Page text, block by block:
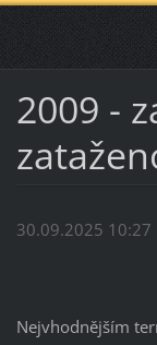
2009 -
30.09.2025 10:27
Nejvhodnějším